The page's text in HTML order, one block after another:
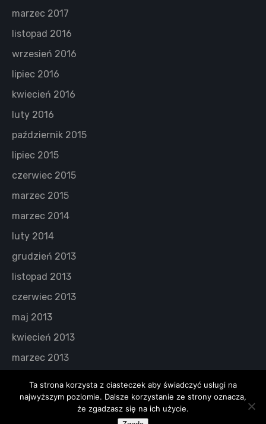
marzec 2017
listopad 2016
wrzesień 2016
lipiec 2016
kwiecień 2016
luty 2016
październik 2015
lipiec 2015
czerwiec 2015
marzec 2015
marzec 2014
luty 2014
grudzień 2013
listopad 2013
czerwiec 2013
maj 2013
kwiecień 2013
marzec 2013
Ta strona korzysta z ciasteczek aby świadczyć usługi na
najwyższym poziomie. Dalsze korzystanie ze strony oznacza,
że zgadzasz się na ich użycie.